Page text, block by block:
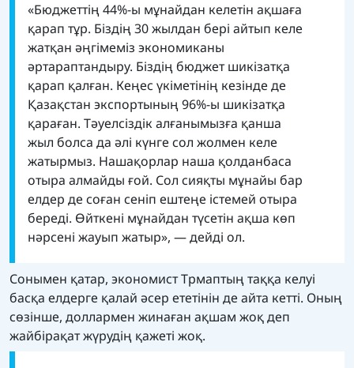
«Бюджеттің 44%-ы мұнайдан келетін ақшаға
қарап тұр. Біздің 30 жылдан бері айтып келе
жатқан әңгімеміз экономиканы
әртараптандыру. Біздің бюджет шикізатқа
қарап қалған. Кеңес үкіметінің кезінде де
Қазақстан экcпортының 96%-ы шикізатқа
қараған. Тәуелсіздік алғанымызға қанша
жыл болса да әлі күнге сол жолмен келе
жатырмыз. Нашақорлар наша қолданбаса
отыра алмайды ғой. Сол сияқты мұнайы бар
елдер де соған сеніп ештеңе істемей отыра
береді. Өйткені мұнайдан түсетін ақша көп
нәрсені жауып жатыр», — дейді ол.
Сонымен қатар, экономист Трмаптың таққа келуі
басқа елдерге қалай әсер ететінін де айта кетті. Оның
сөзінше, доллармен жинаған ақшам жоқ деп
жайбірақат жүрудің қажеті жоқ.